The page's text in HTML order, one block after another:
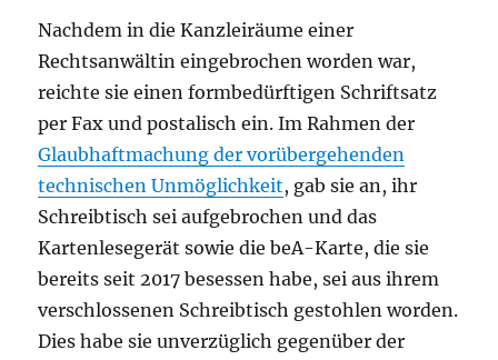
Nachdem in die Kanzleiräume einer
Rechtsanwältin eingebrochen worden war,
reichte sie einen formbedürftigen Schriftsatz
per Fax und postalisch ein. Im Rahmen der
Glaubhaftmachung der vorübergehenden
technischen Unmöglichkeit, gab sie an, ihr
Schreibtisch sei aufgebrochen und das
Kartenlesegerät sowie die beA-Karte, die sie
bereits seit 2017 besessen habe, sei aus ihrem
verschlossenen Schreibtisch gestohlen worden.
Dies habe sie unverzüglich gegenüber der